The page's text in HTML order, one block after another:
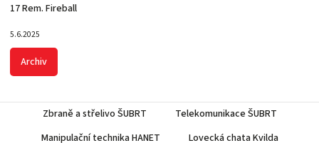
17 Rem. Fireball
5.6.2025
Archiv
Zbraně a střelivo ŠUBRT
Telekomunikace ŠUBRT
Manipulační technika HANET
Lovecká chata Kvilda